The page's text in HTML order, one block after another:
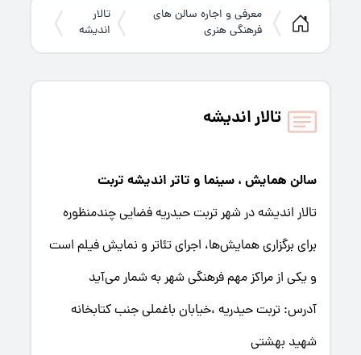
معرفی و اجاره سالن های
فرهنگی هنری
تالار
اندیشه
تالار اندیشه
سالن همایش ، سینما و تاتر اندیشه تربت
تالار اندیشه در شهر تربت حیدریه فضایی چندمنظوره
برای برگزاری همایش‌ها، اجرای تئاتر و نمایش فیلم است
و یکی از مراکز مهم فرهنگی شهر به شمار می‌آید
آدرس: تربت حیدریه ،خیابان باغملی جنب کتابخانه
شهید بهشتی